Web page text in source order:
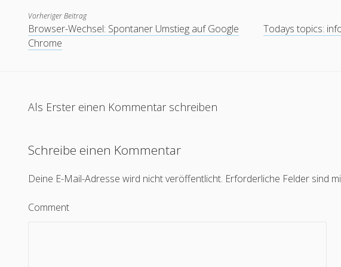
Vorheriger Beitrag
Browser-Wechsel: Spontaner Umstieg auf Google
Chrome
Todays topics:
Als Erster einen Kommentar schreiben
Schreibe einen Kommentar
Deine E-Mail-Adresse wird nicht veröffentlicht. Erforderliche Felder sind
Comment